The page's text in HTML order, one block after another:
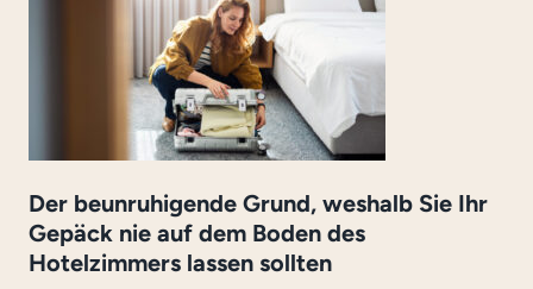
Der beunruhigende Grund, weshalb Sie Ihr
Gepäck nie auf dem Boden des
Hotelzimmers lassen sollten